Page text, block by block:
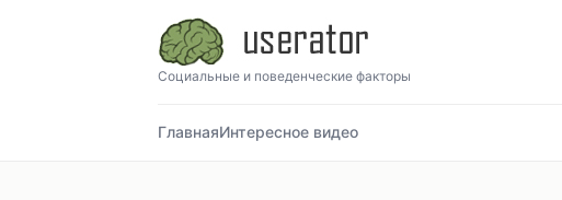
Социальные и поведенческие факторы
ГлавнаяИнтересное видео